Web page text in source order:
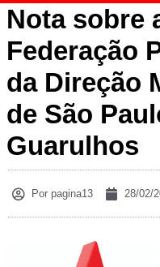
Nota sobre
Federação
da Direção
de São
Guarulhos
Por pagina13 28/02/